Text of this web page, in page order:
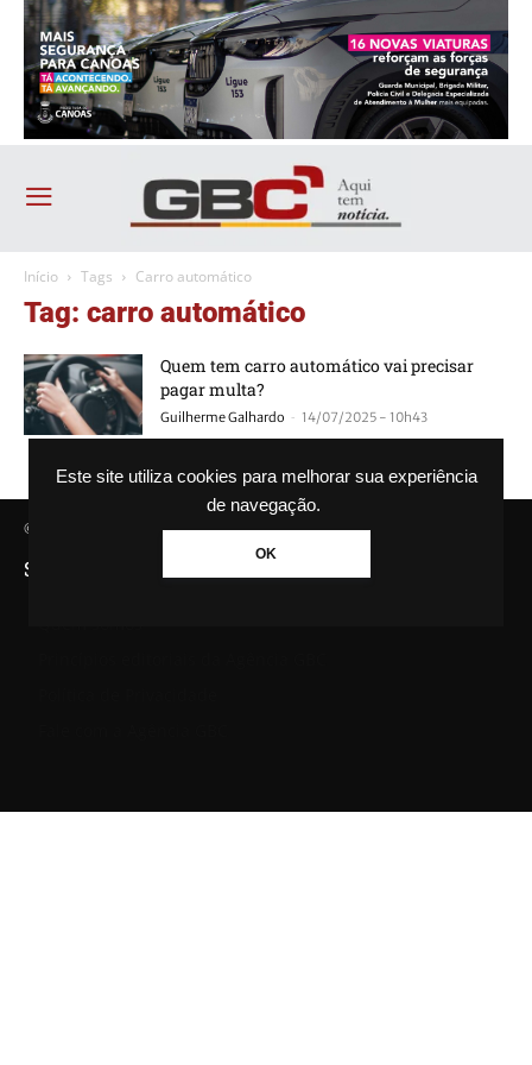
Este site utiliza cookies para melhorar sua experiência
de navegação.
OK
Início Tags Carro automático
Tag: carro automático
Quem tem carro automático vai precisar
pagar multa?
Guilherme Galhardo - 14/07/2025 - 10h43
© Agência GBC. Aqui tem notícia. Todos os direitos reservados.
SAIBA MAIS SOBRE A AGÊNCIA GBC